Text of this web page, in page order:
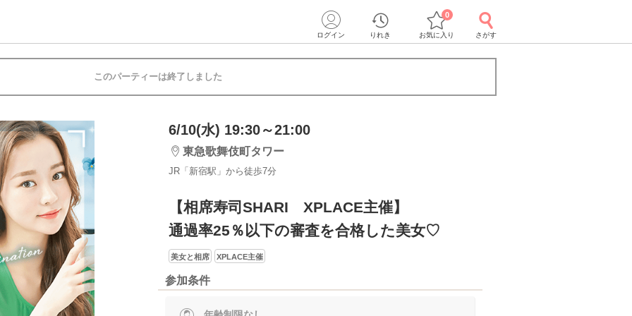
ログイン りれき お気に入り
0
さがす
このパーティーは終了しました
6/10(水) 19:30～21:00
東急歌舞伎町タワー
JR「新宿駅」から徒歩7分
【相席寿司SHARI XPLACE主催】
通過率25％以下の審査を合格した美女♡
美女と相席 XPLACE主催
参加条件